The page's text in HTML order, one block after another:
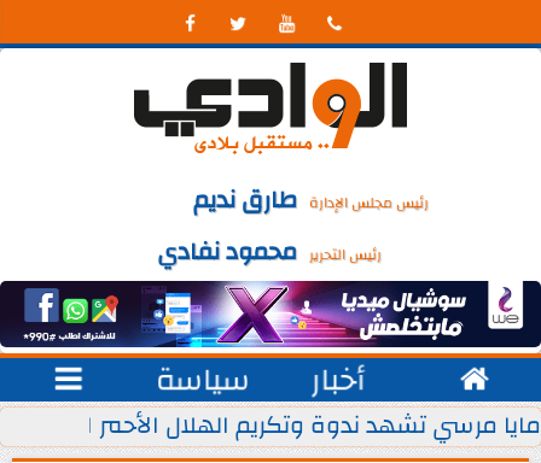
   
رئيس مجلس الإدارة طارق نديم
رئيس التحرير محمود نفادي
 أخبار سياسة 
يوليو من كل عام
مايا مرسي تشهد ندوة وتكريم الهلال الأحمر